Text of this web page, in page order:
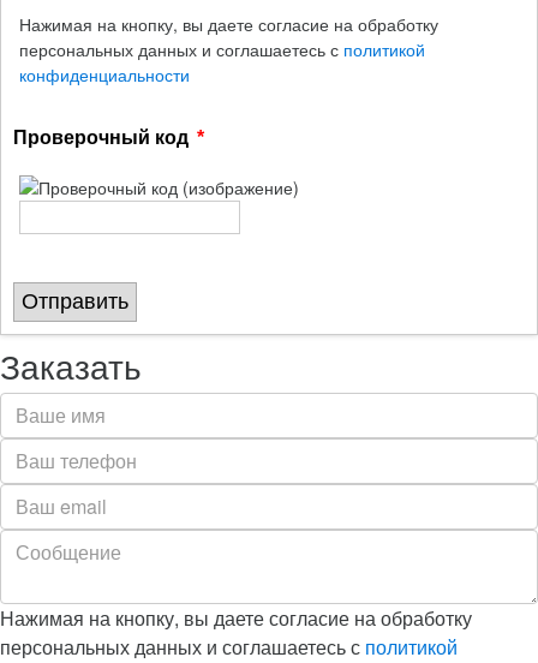
Нажимая на кнопку, вы даете согласие на обработку
персональных данных и соглашаетесь с политикой
конфиденциальности
Проверочный код
Отправить
Заказать
Нажимая на кнопку, вы даете согласие на обработку
персональных данных и соглашаетесь с политикой